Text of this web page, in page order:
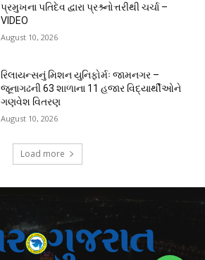
પ્રમુખના પતિદેવ દ્વારા પ્રશ્ર્નોત્તરીથી ચર્ચા –
VIDEO
August 10, 2026
રિલાયન્સનું મિશન યુનિફોર્મઃ જામનગર –
જૂનાગઢની 63 શાળાના 11 હજાર વિદ્યાર્થીઓને
ગણવેશ વિતરણ
August 10, 2026
Load more